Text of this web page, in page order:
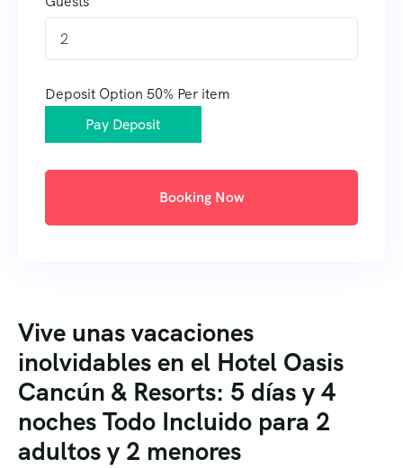
Vive unas vacaciones
inolvidables en el Hotel Oasis
Cancún & Resorts: 5 días y 4
noches Todo Incluido para 2
adultos y 2 menores
2
Deposit Option 50% Per item
Pay Deposit
Booking Now